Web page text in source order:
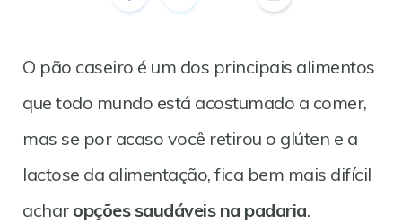
O pão caseiro é um dos principais alimentos
que todo mundo está acostumado a comer,
mas se por acaso você retirou o glúten e a
lactose da alimentação, fica bem mais difícil
achar opções saudáveis na padaria.